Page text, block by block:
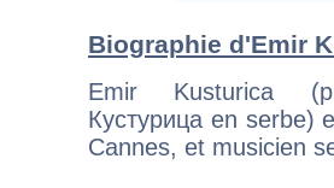
Biographie d'Emir
Emir Kusturica
Кустурица en serbe)
Cannes, et musicien